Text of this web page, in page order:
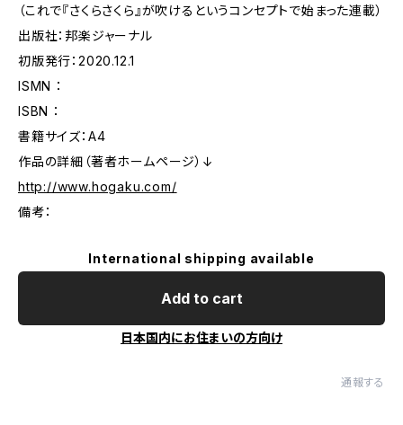
（これで『さくらさくら』が吹けるというコンセプトで始まった連載）
出版社：邦楽ジャーナル
初版発行：2020.12.1
ISMN ：
ISBN ：
書籍サイズ：A4
作品の詳細（著者ホームページ）↓
http://www.hogaku.com/
備考：
International shipping available
Add to cart
日本国内にお住まいの方向け
通報する